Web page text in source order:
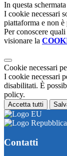
In questa
I cookie necessari
piattaforma e non
Per conoscere
visionare la
Cookie necessari
I cookie necessari
disabilitati. È
policy.
Accetta tutti
Contatti